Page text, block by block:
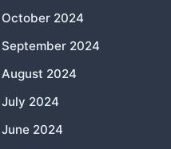
October 2024
September 2024
August 2024
July 2024
June 2024